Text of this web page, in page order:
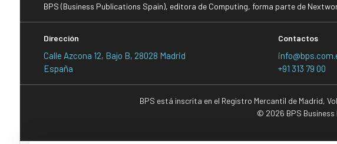
BPS (Business Publications Spain), editora de Computing, forma parte de
Dirección
Calle Azcona 12, Bajo B, 28028 Madrid
España
Contactos
+91 313 79 00
BPS está inscrita en el Registro Mercantil de Madrid,
© 2026 BPS